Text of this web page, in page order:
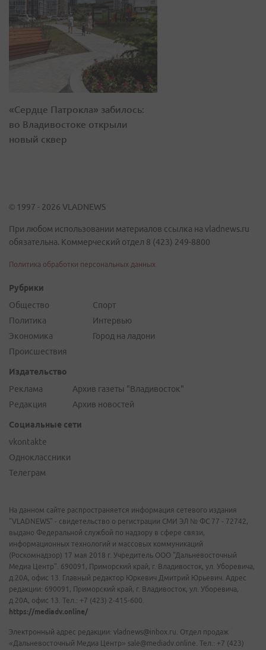
«Сердце Патрокла» забилось:
во Владивостоке открыли
новый сквер
© 1997 - 2026 VLADNEWS
При любом использовании материалов ссылка на vladnews.ru
обязательна. Коммерческий отдел 8 (423) 249-8800
Политика обработки персональных данных
Рубрики
Общество
Политика
Экономика
Происшествия
Спорт
Интервью
Город на ладони
Издательство
Реклама
Редакция
Архив газеты "Владивосток"
Архив новостей
Социальные сети
vkontakte
Одноклассники
Телеграм
На данном сайте распространяется информация сетевого издания
"VLADNEWS" - свидетельство о регистрации СМИ ЭЛ № ФС 77 - 72742,
выдано Федеральной службой по надзору в сфере связи,
информационных технологий и массовых коммуникаций
(Роскомнадзор) 17 мая 2018 г. Учредитель ООО "Дальневосточный
Медиа Центр". 690091, Приморский край, г. Владивосток, ул. Уборевича,
д.20А, офис 13. Главный редактор Юркевич Дмитрий Юрьевич. Адрес
редакции: 690091, Приморский край, г. Владивосток, ул. Уборевича,
д.20А, офис 13. Тел.: +7 (423) 2-415-600.
https://mediadv.online/
Электронный адрес редакции: vladnews@inbox.ru. Отдел продаж
«Дальневосточный Медиа Центр» sale@mediadv.online. Тел.: +7 (423)